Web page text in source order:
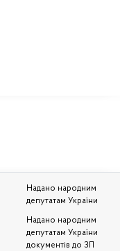
Надано народним
депутатам України
Надано народним
депутатам України
документів до ЗП